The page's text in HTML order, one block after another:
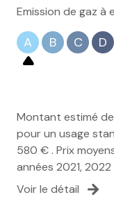
Emission de gaz à
A B C D
Montant estimé
pour un usage
580 € . Prix
années 2021,
Voir le détail